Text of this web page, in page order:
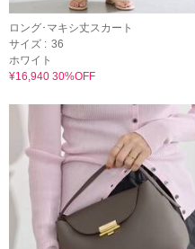
ロング･マキシ丈スカート
サイズ : 36
ホワイト
¥16,940 30%OFF